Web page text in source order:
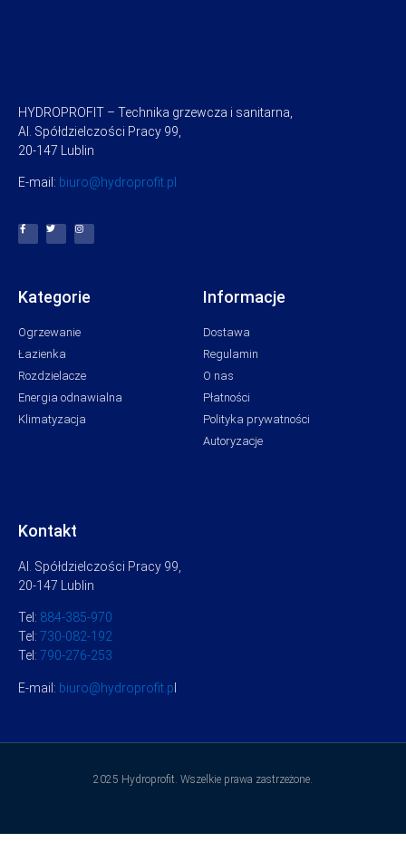
HYDROPROFIT – Technika grzewcza i sanitarna,
Al. Spółdzielczości Pracy 99,
20-147 Lublin
E-mail: biuro@hydroprofit.pl
Kategorie
Ogrzewanie
Łazienka
Rozdzielacze
Energia odnawialna
Klimatyzacja
Informacje
Dostawa
Regulamin
O nas
Płatności
Polityka prywatności
Autoryzacje
Kontakt
Al. Spółdzielczości Pracy 99,
20-147 Lublin
Tel: 884-385-970
Tel: 730-082-192
Tel: 790-276-253
E-mail: biuro@hydroprofit.pl
2025 Hydroprofit. Wszelkie prawa zastrzeżone.